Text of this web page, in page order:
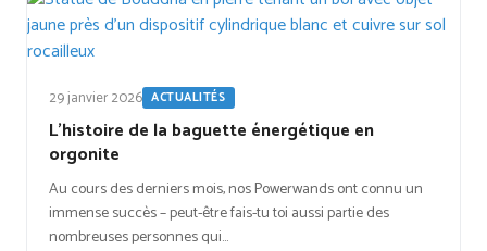
29 janvier 2026 ACTUALITÉS
L’histoire de la baguette énergétique en
orgonite
Au cours des derniers mois, nos Powerwands ont connu un
immense succès – peut-être fais-tu toi aussi partie des
nombreuses personnes qui…